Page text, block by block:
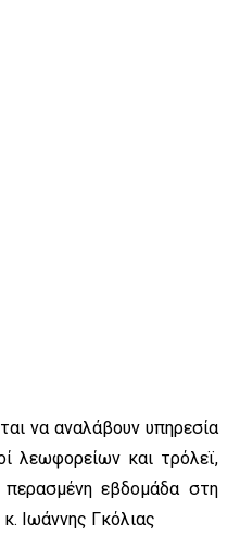
να αναλάβουν υπηρεσία
λεωφορείων και τρόλεϊ,
εβδομάδα στη
Ιωάννης Γκόλιας